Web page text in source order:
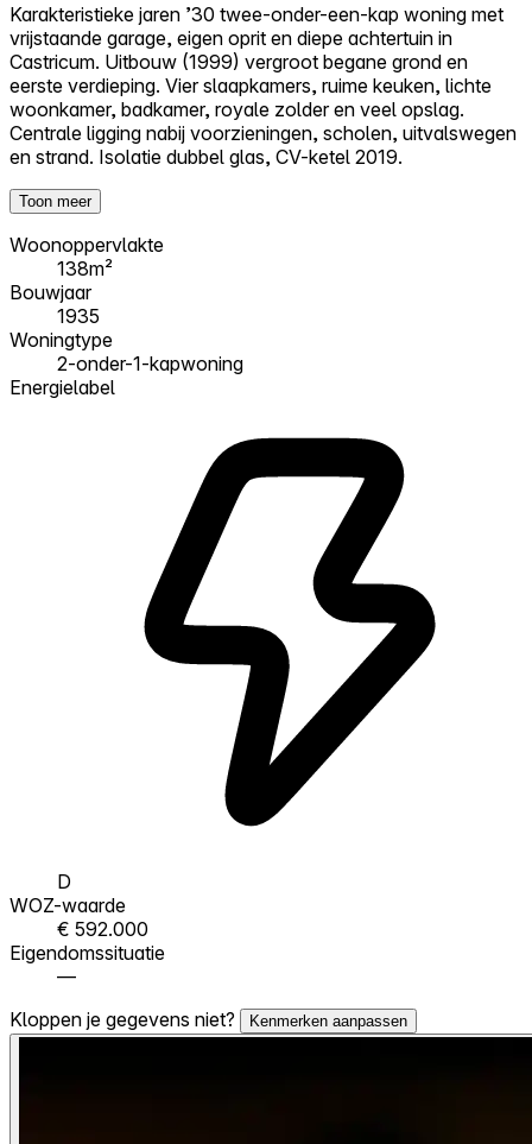
Karakteristieke jaren ’30 twee-onder-een-kap woning met
vrijstaande garage, eigen oprit en diepe achtertuin in
Castricum. Uitbouw (1999) vergroot begane grond en
eerste verdieping. Vier slaapkamers, ruime keuken, lichte
woonkamer, badkamer, royale zolder en veel opslag.
Centrale ligging nabij voorzieningen, scholen, uitvalswegen
en strand. Isolatie dubbel glas, CV-ketel 2019.
Toon meer
Woonoppervlakte
138m²
Bouwjaar
1935
Woningtype
2-onder-1-kapwoning
Energielabel
D
WOZ-waarde
€ 592.000
Eigendomssituatie
—
Kloppen je gegevens niet?
Kenmerken aanpassen